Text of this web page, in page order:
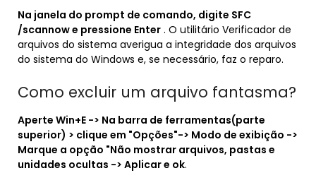
Na janela do prompt de comando, digite SFC
/scannow e pressione Enter . O utilitário Verificador de
arquivos do sistema averigua a integridade dos arquivos
do sistema do Windows e, se necessário, faz o reparo.
Como excluir um arquivo fantasma?
Aperte Win+E -> Na barra de ferramentas(parte
superior) > clique em "Opções"-> Modo de exibição ->
Marque a opção "Não mostrar arquivos, pastas e
unidades ocultas -> Aplicar e ok.